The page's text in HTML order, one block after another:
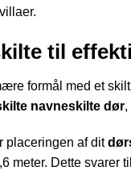
til
formål med et
navneskilte dør,
placeringen af dit
meter. Dette svarer